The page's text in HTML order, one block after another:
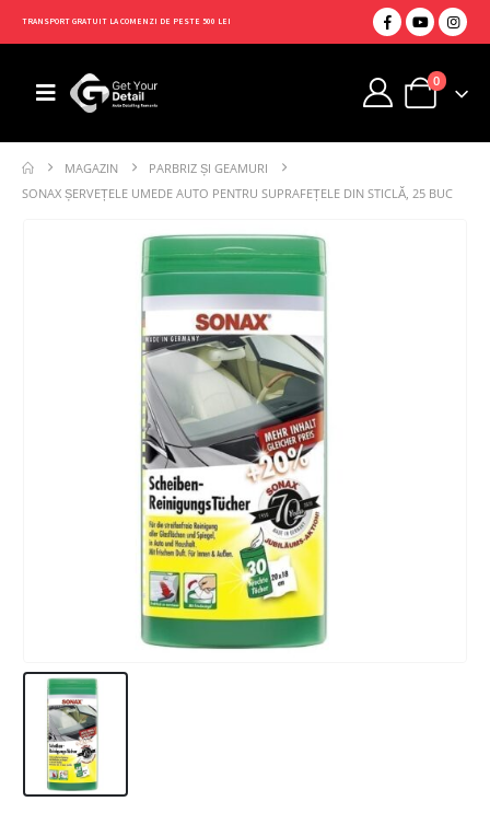
TRANSPORT GRATUIT LA COMENZI DE PESTE 500 LEI
0
MAGAZIN
PARBRIZ ȘI GEAMURI
SONAX ȘERVEȚELE UMEDE AUTO PENTRU SUPRAFEȚELE DIN STICLĂ, 25 BUC